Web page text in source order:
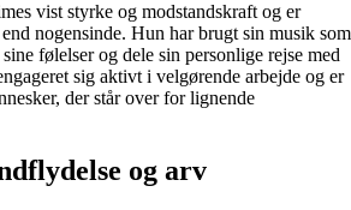
vist styrke og modstandskraft og er
nogensinde. Hun har brugt sin musik som
følelser og dele sin personlige rejse med
sig aktivt i velgørende arbejde og er
der står over for lignende
og arv